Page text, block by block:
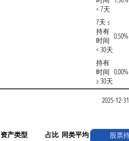
< 7天
7天 ≤
持有
时间
< 30天
0.50%
持有
时间
≥ 30天
0.00%
2025-12-31
资产类型 占比 同类平均
股票